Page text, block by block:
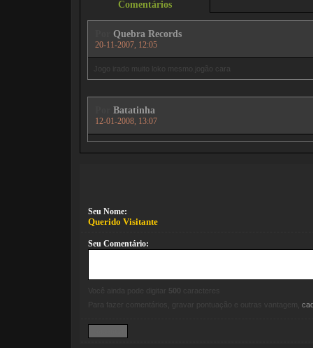
Comentários
Quebra Records
20-11-2007, 12:05
Jogo irado muito loko mesmo.jogão cara
Batatinha
12-01-2008, 13:07
Seu Nome:
Querido Visitante
Seu Comentário:
500
Para fazer comentários, gravar pontuação e outras vantagem,